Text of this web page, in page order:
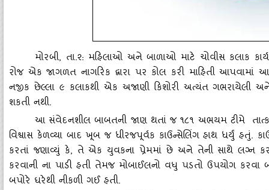
મોરબી, તા.૨: મહિલાઓ અને બાળાઓ માટે ચોવીસ કલાક
રોજ એક જાગળત નાગરિક દ્વારા પર કોલ કરી માહિતી
નજીક છેલ્લા ૯ કલાકથી એક અજાણી કિશોરી અત્‍યંત
શકતી નથી.
આ સંવેદનશીલ બાબતની જાણ થતાં જ ૧૮૧ અભયમ ટીમે
વિશ્વાસ કેળવ્‍યા બાદ ખૂબ જ ધીરજપૂર્વક કાઉન્‍સેલિંગ હાથ ધર્યું હતું.
કરતાં જણાવ્‍યું કે, તે એક યુવકના પ્રેમમાં છે અને તેની સાથે લગ્ન
કરવાની ના પાડી હતી તેમજ મોબાઈલનો વધુ પડતો ઉપયોગ
બપોરે ઘરેથી નીકળી ગઈ હતી.